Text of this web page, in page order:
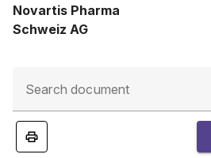
Novartis Pharma
Schweiz AG
Search document